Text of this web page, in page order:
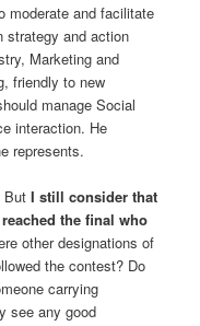
moderate and facilitate
strategy and action
Marketing and
friendly to new
manage Social
interaction. He
represents.
ButI still consider that
the final who
other designations of
the contest? Do
carrying
see any good